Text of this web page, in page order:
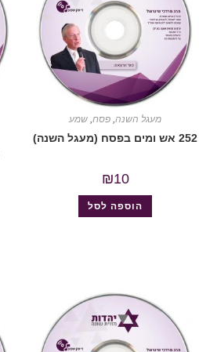
מעגל השנה, פסח, שמע
252 אש ומים בפסח (מעגל השנה)
₪10
הוספה לסל